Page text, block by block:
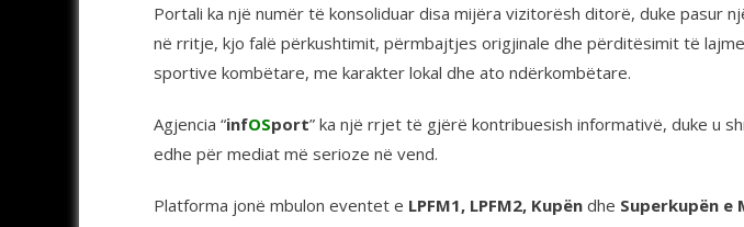
Portali ka një numër të konsoliduar disa mijëra vizitorësh ditorë, duke pasur
në rritje, kjo falë përkushtimit, përmbajtjes origjinale dhe përditësimit të
sportive kombëtare, me karakter lokal dhe ato ndërkombëtare.
Agjencia “infOSport” ka një rrjet të gjërë kontribuesish informativë, duke u
edhe për mediat më serioze në vend.
Platforma jonë mbulon eventet e LPFM1, LPFM2, Kupën dhe Superkupën e